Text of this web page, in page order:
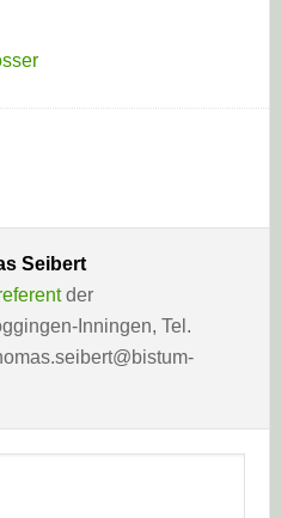
Seibert
der
Inningen, Tel.